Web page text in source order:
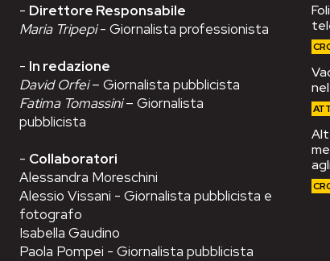
- Direttore Responsabile
Maria Tripepi- Giornalista professionista
- In redazione
David Orfei– Giornalista pubblicista
Fatima Tomassini– Giornalista
pubblicista
- Collaboratori
Alessandra Moreschini
Alessio Vissani - Giornalista pubblicista e
fotografo
Isabella Gaudino
Paola Pompei - Giornalista pubblicista